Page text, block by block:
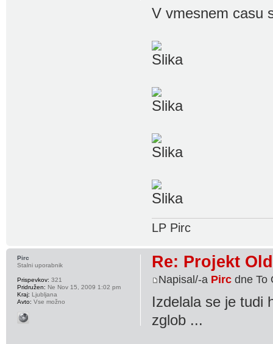
V vmesnem casu
LP Pirc
Re: Projekt
Napisal/-a Pirc dne To
Izdelala se je tudi
zglob ...
Pirc
Stalni uporabnik
Prispevkov: 321
Pridružen: Ne Nov 15, 2009 1:02 pm
Kraj: Ljubljana
Avto: Vse možno